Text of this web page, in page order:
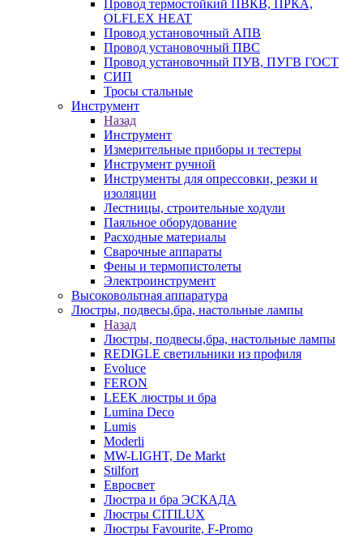
Провод термостойкий ПВКВ, ПРКА,
OLFLEX HEAT
Провод установочный АПВ
Провод установочный ПВС
Провод установочный ПУВ, ПУГВ ГОСТ
СИП
Тросы стальные
Инструмент
Назад
Инструмент
Измерительные приборы и тестеры
Инструмент ручной
Инструменты для опрессовки, резки и
изоляции
Лестницы, строительные ходули
Паяльное оборудование
Расходные материалы
Сварочные аппараты
Фены и термопистолеты
Электроинструмент
Высоковольтная аппаратура
Люстры, подвесы,бра, настольные лампы
Назад
Люстры, подвесы,бра, настольные лампы
REDIGLE светильники из профиля
Evoluce
FERON
LEEK люстры и бра
Lumina Deco
Lumis
Moderli
MW-LIGHT, De Markt
Stilfort
Евросвет
Люстра и бра ЭСКАДА
Люстры CITILUX
Люстры Favourite, F-Promo